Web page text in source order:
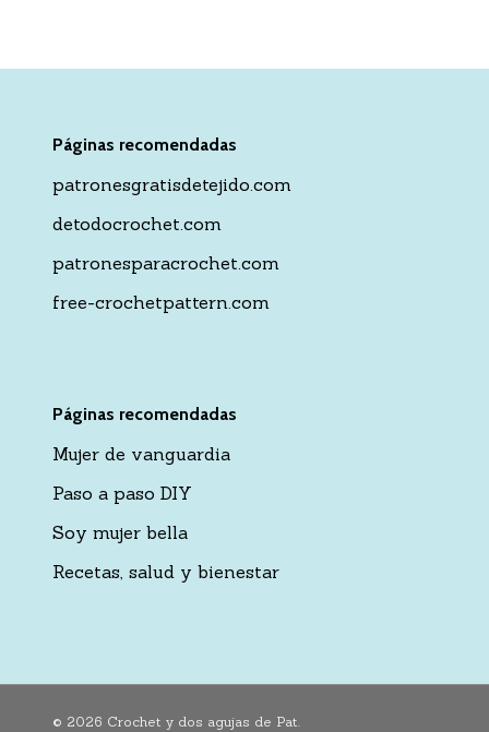
Páginas recomendadas
patronesgratisdetejido.com
detodocrochet.com
patronesparacrochet.com
free-crochetpattern.com
Páginas recomendadas
Mujer de vanguardia
Paso a paso DIY
Soy mujer bella
Recetas, salud y bienestar
© 2026 Crochet y dos agujas de Pat.